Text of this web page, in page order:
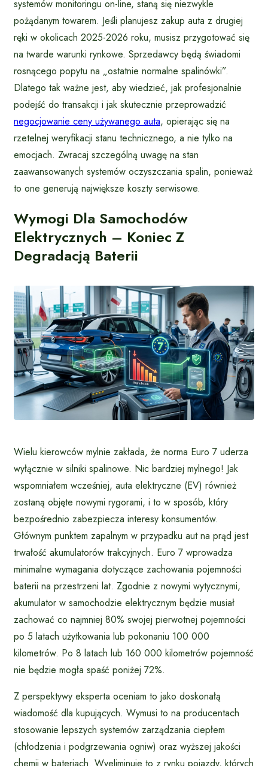
systemów monitoringu on-line, staną się niezwykle
pożądanym towarem. Jeśli planujesz zakup auta z drugiej
ręki w okolicach 2025-2026 roku, musisz przygotować się
na twarde warunki rynkowe. Sprzedawcy będą świadomi
rosnącego popytu na „ostatnie normalne spalinówki”.
Dlatego tak ważne jest, aby wiedzieć, jak profesjonalnie
podejść do transakcji i jak skutecznie przeprowadzić
negocjowanie ceny używanego auta, opierając się na
rzetelnej weryfikacji stanu technicznego, a nie tylko na
emocjach. Zwracaj szczególną uwagę na stan
zaawansowanych systemów oczyszczania spalin, ponieważ
to one generują największe koszty serwisowe.
Wymogi Dla Samochodów
Elektrycznych – Koniec Z
Degradacją Baterii
Wielu kierowców mylnie zakłada, że norma Euro 7 uderza
wyłącznie w silniki spalinowe. Nic bardziej mylnego! Jak
wspomniałem wcześniej, auta elektryczne (EV) również
zostaną objęte nowymi rygorami, i to w sposób, który
bezpośrednio zabezpiecza interesy konsumentów.
Głównym punktem zapalnym w przypadku aut na prąd jest
trwałość akumulatorów trakcyjnych. Euro 7 wprowadza
minimalne wymagania dotyczące zachowania pojemności
baterii na przestrzeni lat. Zgodnie z nowymi wytycznymi,
akumulator w samochodzie elektrycznym będzie musiał
zachować co najmniej 80% swojej pierwotnej pojemności
po 5 latach użytkowania lub pokonaniu 100 000
kilometrów. Po 8 latach lub 160 000 kilometrów pojemność
nie będzie mogła spaść poniżej 72%.
Z perspektywy eksperta oceniam to jako doskonałą
wiadomość dla kupujących. Wymusi to na producentach
stosowanie lepszych systemów zarządzania ciepłem
(chłodzenia i podgrzewania ogniw) oraz wyższej jakości